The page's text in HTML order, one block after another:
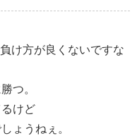
け方が良くないですな
つ。
けど
ょうねぇ。